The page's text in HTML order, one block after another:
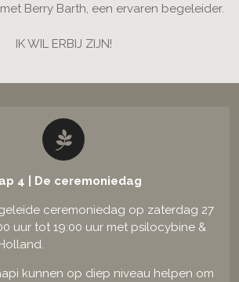
Berry Barth, een ervaren begeleider.
IK WIL ERBIJ ZIJN!
4 | De ceremoniedag
ceremoniedag op zaterdag 27
uur tot 19:00 uur met psilocybine &
kunnen op diep niveau helpen om